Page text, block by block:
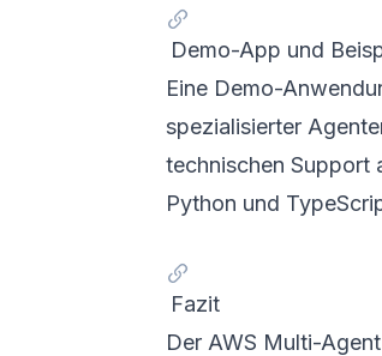
Demo-App und
Eine Demo-
spezialisierter
technischen Support
Python und
Fazit
Der AWS Multi-